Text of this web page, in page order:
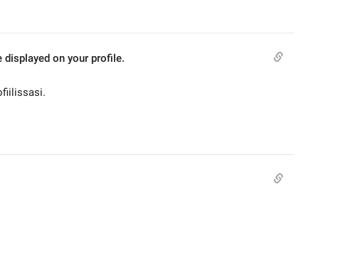
on your profile.